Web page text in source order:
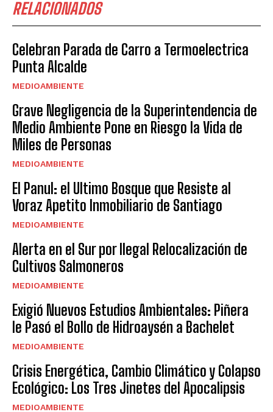
RELACIONADOS
Celebran Parada de Carro a Termoelectrica
Punta Alcalde
MEDIOAMBIENTE
Grave Negligencia de la Superintendencia de
Medio Ambiente Pone en Riesgo la Vida de
Miles de Personas
MEDIOAMBIENTE
El Panul: el Ultimo Bosque que Resiste al
Voraz Apetito Inmobiliario de Santiago
MEDIOAMBIENTE
Alerta en el Sur por Ilegal Relocalización de
Cultivos Salmoneros
MEDIOAMBIENTE
Exigió Nuevos Estudios Ambientales: Piñera
le Pasó el Bollo de Hidroaysén a Bachelet
MEDIOAMBIENTE
Crisis Energética, Cambio Climático y Colapso
Ecológico: Los Tres Jinetes del Apocalipsis
MEDIOAMBIENTE